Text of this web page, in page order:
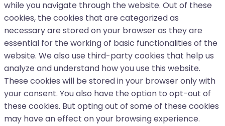
while you navigate through the website. Out of these
cookies, the cookies that are categorized as
necessary are stored on your browser as they are
essential for the working of basic functionalities of the
website. We also use third-party cookies that help us
analyze and understand how you use this website.
These cookies will be stored in your browser only with
your consent. You also have the option to opt-out of
these cookies. But opting out of some of these cookies
may have an effect on your browsing experience.